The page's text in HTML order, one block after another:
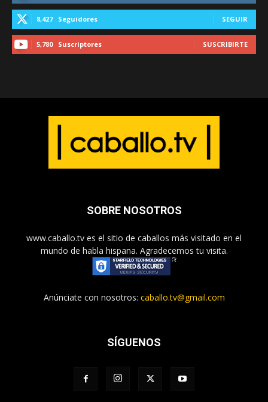
8,427 Seguidores SEGUIR
5,780 Suscriptores SUSCRIBIRTE
SOBRE NOSOTROS
www.caballo.tv es el sitio de caballos más visitado en el
mundo de habla hispana. Agradecemos tu visita.
Anúnciate con nosotros: caballo.tv@gmail.com
SÍGUENOS